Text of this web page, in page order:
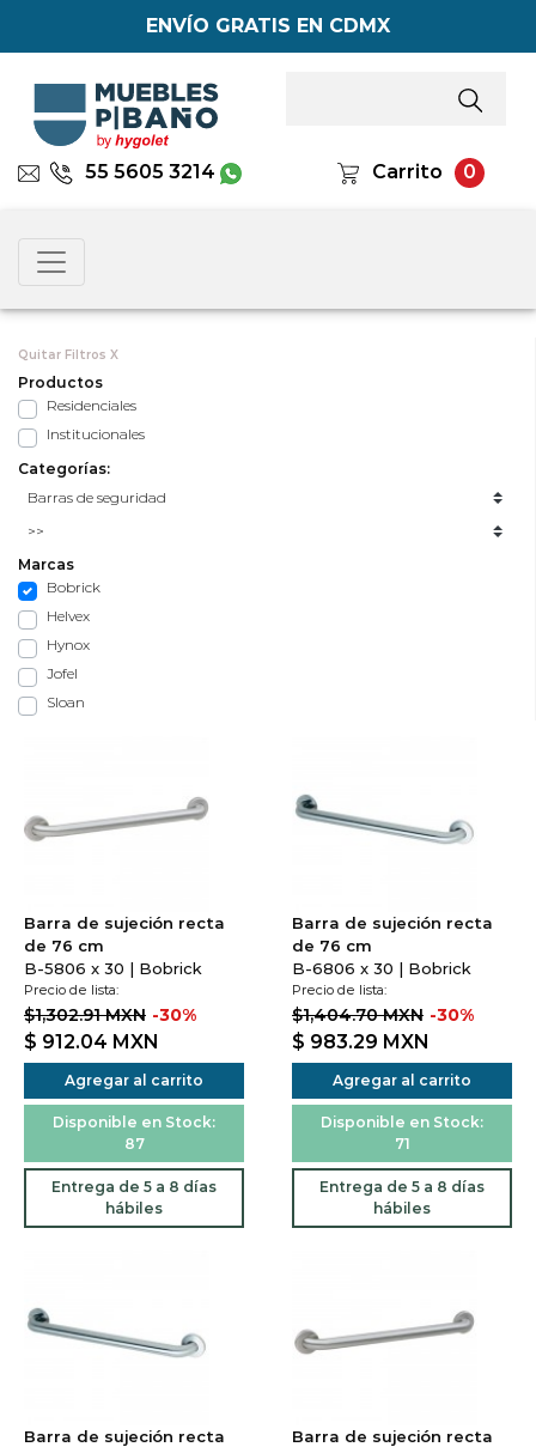
ENVÍO GRATIS EN CDMX
55 5605 3214 Carrito 0
Quitar Filtros X
Productos
Residenciales
Institucionales
Categorías:
Marcas
Bobrick
Helvex
Hynox
Jofel
Sloan
Barra de sujeción recta
de 76 cm
B-5806 x 30 | Bobrick
Precio de lista:
$1,302.91 MXN -30%
$ 912.04 MXN
Agregar al carrito
Disponible en Stock:
87
Entrega de 5 a 8 días
hábiles
Barra de sujeción recta
de 76 cm
B-6806 x 30 | Bobrick
Precio de lista:
$1,404.70 MXN -30%
$ 983.29 MXN
Agregar al carrito
Disponible en Stock:
71
Entrega de 5 a 8 días
hábiles
Barra de sujeción recta
Barra de sujeción recta